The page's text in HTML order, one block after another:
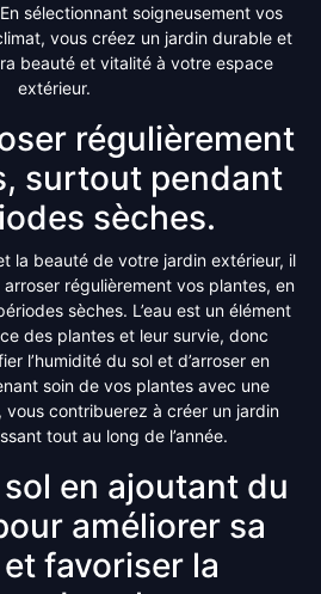
sélectionnant soigneusement vos
vous créez un jardin durable et
beauté et vitalité à votre espace
extérieur.
régulièrement
surtout pendant
sèches.
la beauté de votre jardin extérieur, il
régulièrement vos plantes, en
sèches. L’eau est un élément
des plantes et leur survie, donc
l’humidité du sol et d’arroser en
soin de vos plantes avec une
contribuerez à créer un jardin
tout au long de l’année.
en ajoutant du
améliorer sa
favoriser la